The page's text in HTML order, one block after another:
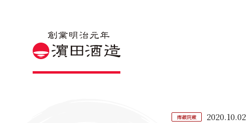
傳藏院蔵 2020.10.02